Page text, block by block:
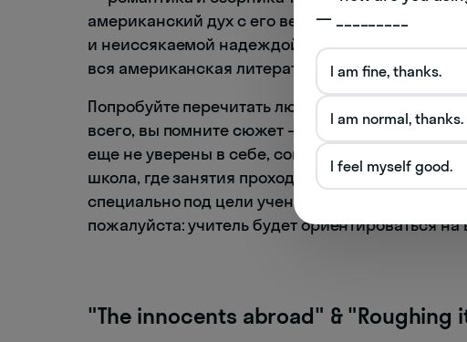
американский дух с его вечным стремлением к
и неиссякаемой надеждой на лучшее
вся американская литература вышла из этих
Попробуйте перечитать любимые книги детства
всего, вы помните сюжет — а значит,
еще не уверены в себе, советуем немного
школа, где занятия проходят один на один с
специально под цели ученика. Хотите сделать
пожалуйста: учитель будет ориентироваться
"The innocents abroad" & "Roughing
— _________
I am fine, thanks.
I am normal, thanks.
I feel myself good.